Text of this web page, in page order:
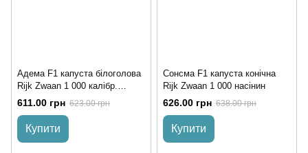
Адема F1 капуста білоголова
Rijk Zwaan 1 000 калібр.
насінин
611.00 грн 623.00 грн
Купити
Сонсма F1 капуста конічна
Rijk Zwaan 1 000 насінин
626.00 грн 638.00 грн
Купити